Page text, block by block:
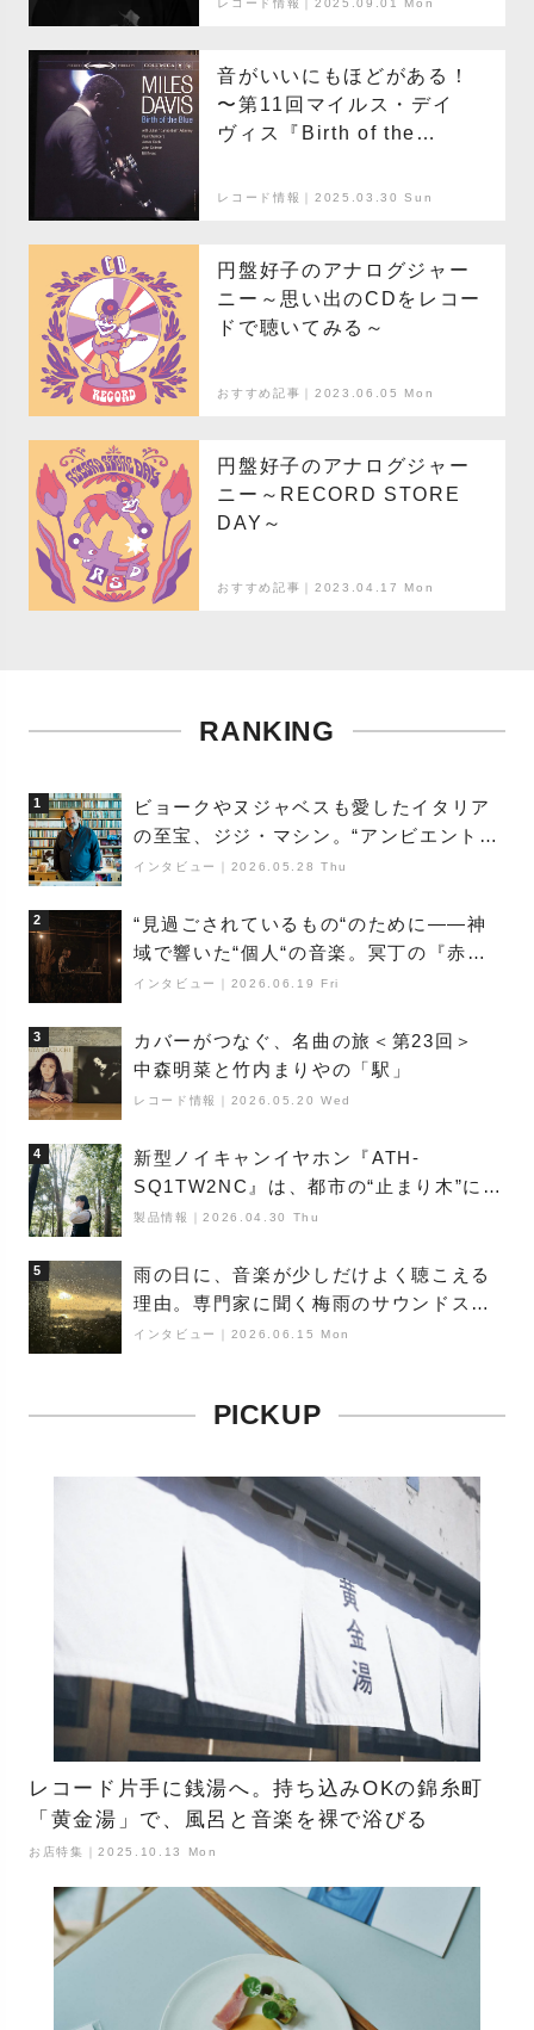
レコード情報｜2025.09.01 Mon
音がいいにもほどがある！
〜第11回マイルス・デイ
ヴィス『Birth of the
レコード情報｜2025.03.30 Sun
円盤好子のアナログジャー
ニー～思い出のCDをレコー
ドで聴いてみる～
おすすめ記事｜2023.06.05 Mon
円盤好子のアナログジャー
ニー～RECORD STORE
DAY～
おすすめ記事｜2023.04.17 Mon
RANKING
1
ビョークやヌジャベスも愛したイタリア
の至宝、ジジ・マシン。“アンビエントの
巨匠”が明かす創作の原点と、「動き」に
インタビュー 2026.05.28 Thu
2
“見過ごされているもの“のために――神
域で響いた“個人“の音楽。冥丁の『赤城
夜神楽』をレポート
インタビュー 2026.06.19 Fri
3
カバーがつなぐ、名曲の旅＜第23回＞
中森明菜と竹内まりやの「駅」
レコード情報 2026.05.20 Wed
4
新型ノイキャンイヤホン『ATH-
SQ1TW2NC』は、都市の“止まり木”にな
り得るーシンガーソングライター浮
製品情報 ｜2026.04.30 Thu
5
雨の日に、音楽が少しだけよく聴こえる
理由。専門家に聞く梅雨のサウンドス
ケープ
インタビュー 2026.06.15 Mon
PICKUP
レコード片手に銭湯へ。持ち込みOKの錦糸町
「黄金湯」で、風呂と音楽を裸で浴びる
お店特集｜2025.10.13 Mon